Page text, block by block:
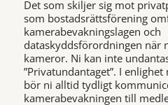
Det som skiljer sig mot
som bostadsrättsförening
kamerabevakningslagen och
dataskyddsförordningen när
kameror. Ni kan inte
”Privatundantaget”. I
bör ni alltid tydligt
kamerabevakningen till